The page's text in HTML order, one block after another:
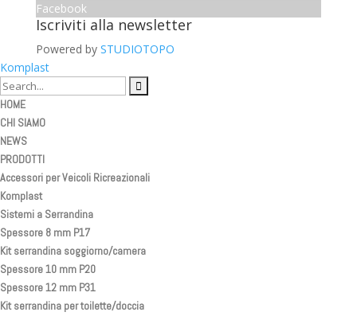
Facebook
Iscriviti alla newsletter
Powered by STUDIOTOPO
Komplast
HOME
CHI SIAMO
NEWS
PRODOTTI
Accessori per Veicoli Ricreazionali
Komplast
Sistemi a Serrandina
Spessore 8 mm P17
Kit serrandina soggiorno/camera
Spessore 10 mm P20
Spessore 12 mm P31
Kit serrandina per toilette/doccia